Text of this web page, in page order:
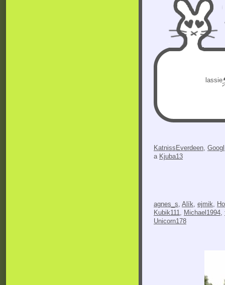
lassie
KatnissEverdeen Googl
a Kjuba13
agnes_s Alík ejmik
Kubik111
Michael1994
Unicorn178